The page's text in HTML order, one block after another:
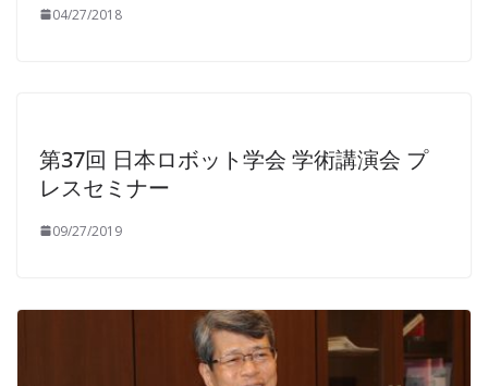
04/27/2018
第37回 日本ロボット学会 学術講演会 プ
レスセミナー
09/27/2019